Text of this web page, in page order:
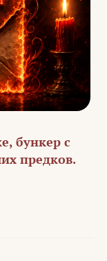
бункер с
предков.